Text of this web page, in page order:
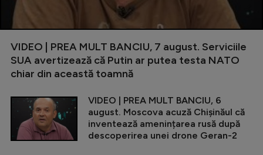
VIDEO | PREA MULT BANCIU, 7 august. Serviciile
SUA avertizează că Putin ar putea testa NATO
chiar din această toamnă
VIDEO | PREA MULT BANCIU, 6
august. Moscova acuză Chișinăul că
inventează amenințarea rusă după
descoperirea unei drone Geran-2